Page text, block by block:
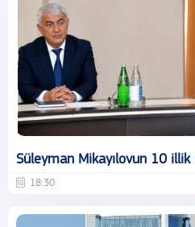
Süleyman Mikayılovun 10
18:30